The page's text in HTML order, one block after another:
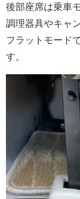
後部座席は乗車
調理器具やキャ
フラットモード
す。